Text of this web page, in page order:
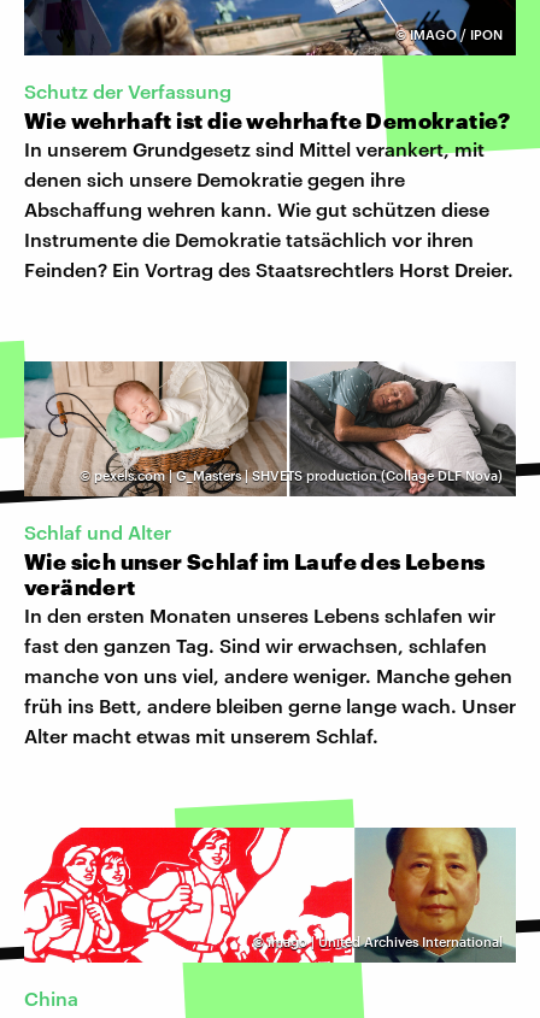
©IMAGO / IPON
Schutz der Verfassung
Wie wehrhaft ist die wehrhafte Demokratie?
In unserem Grundgesetz sind Mittel verankert, mit
denen sich unsere Demokratie gegen ihre
Abschaffung wehren kann. Wie gut schützen diese
Instrumente die Demokratie tatsächlich vor ihren
Feinden? Ein Vortrag des Staatsrechtlers Horst Dreier.
©pexels.com | G_Masters | SHVETS production (Collage DLF Nova)
Schlaf und Alter
Wie sich unser Schlaf im Laufe des Lebens
verändert
In den ersten Monaten unseres Lebens schlafen wir
fast den ganzen Tag. Sind wir erwachsen, schlafen
manche von uns viel, andere weniger. Manche gehen
früh ins Bett, andere bleiben gerne lange wach. Unser
Alter macht etwas mit unserem Schlaf.
©imago | United Archives International
China